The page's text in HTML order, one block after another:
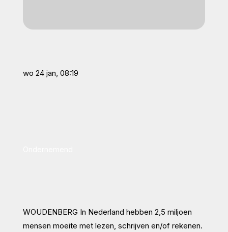
wo 24 jan, 08:19
WOUDENBERG In Nederland hebben 2,5 miljoen
mensen moeite met lezen, schrijven en/of rekenen.